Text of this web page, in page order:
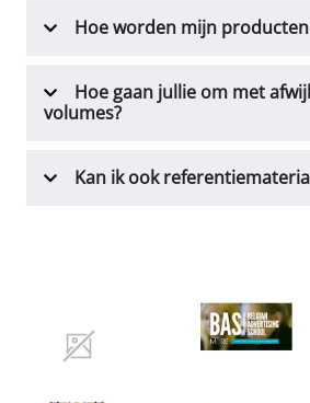
Hoe worden mijn
Hoe gaan jullie om met
volumes?
Kan ik ook